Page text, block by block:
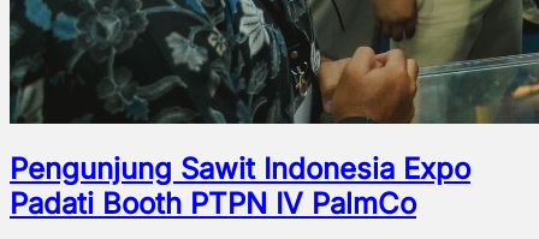
Pengunjung Sawit Indonesia Expo
Padati Booth PTPN IV PalmCo